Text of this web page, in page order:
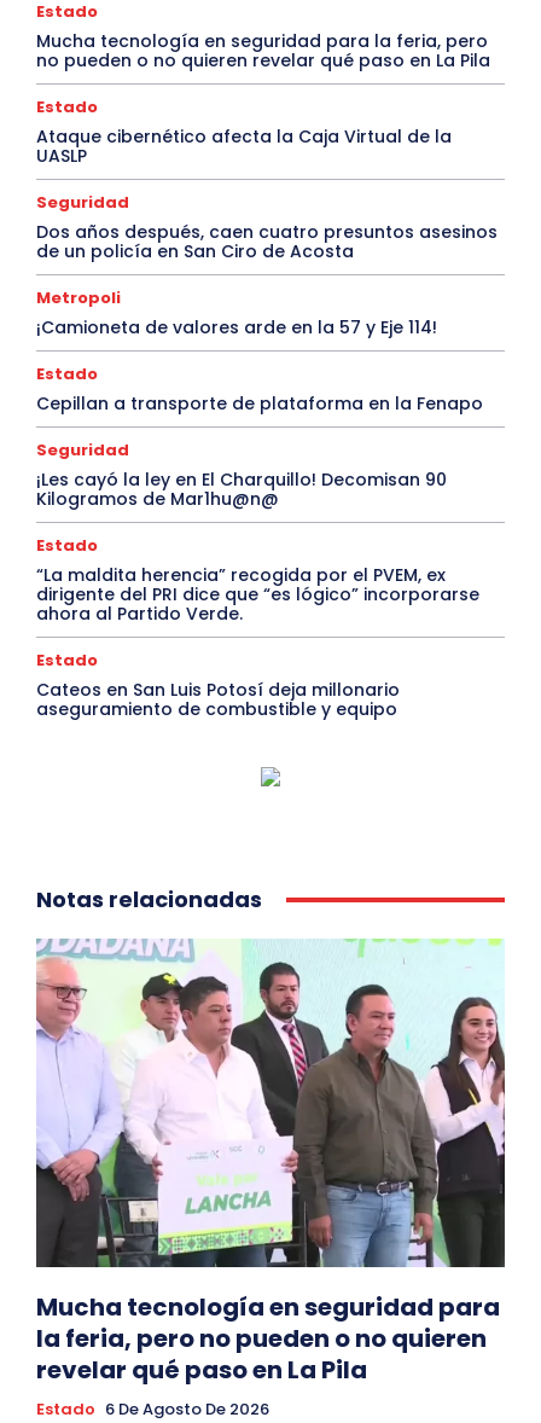
Estado
Mucha tecnología en seguridad para la feria, pero
no pueden o no quieren revelar qué paso en La Pila
Estado
Ataque cibernético afecta la Caja Virtual de la
UASLP
Seguridad
Dos años después, caen cuatro presuntos asesinos
de un policía en San Ciro de Acosta
Metropoli
¡Camioneta de valores arde en la 57 y Eje 114!
Estado
Cepillan a transporte de plataforma en la Fenapo
Seguridad
¡Les cayó la ley en El Charquillo! Decomisan 90
Kilogramos de Mar1hu@n@
Estado
“La maldita herencia” recogida por el PVEM, ex
dirigente del PRI dice que “es lógico” incorporarse
ahora al Partido Verde.
Estado
Cateos en San Luis Potosí deja millonario
aseguramiento de combustible y equipo
Notas relacionadas
Mucha tecnología en seguridad para
la feria, pero no pueden o no quieren
revelar qué paso en La Pila
Estado 6 De Agosto De 2026